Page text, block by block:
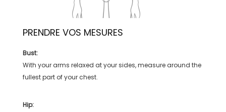
PRENDRE VOS MESURES
Bust:
With your arms relaxed at your sides, measure around the
fullest part of your chest.
Hip: